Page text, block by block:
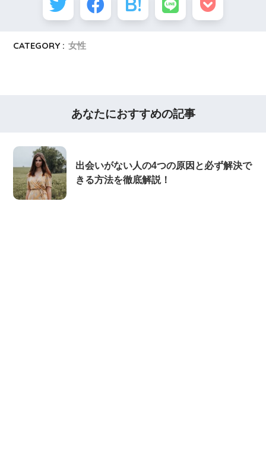
CATEGORY : 女性
あなたにおすすめの記事
出会いがない人の4つの原因と必ず解決で
きる方法を徹底解説！